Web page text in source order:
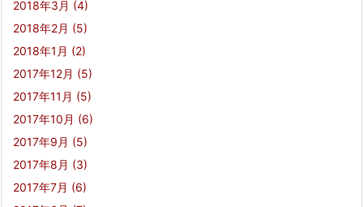
2018年3月 (4)
2018年2月 (5)
2018年1月 (2)
2017年12月 (5)
2017年11月 (5)
2017年10月 (6)
2017年9月 (5)
2017年8月 (3)
2017年7月 (6)